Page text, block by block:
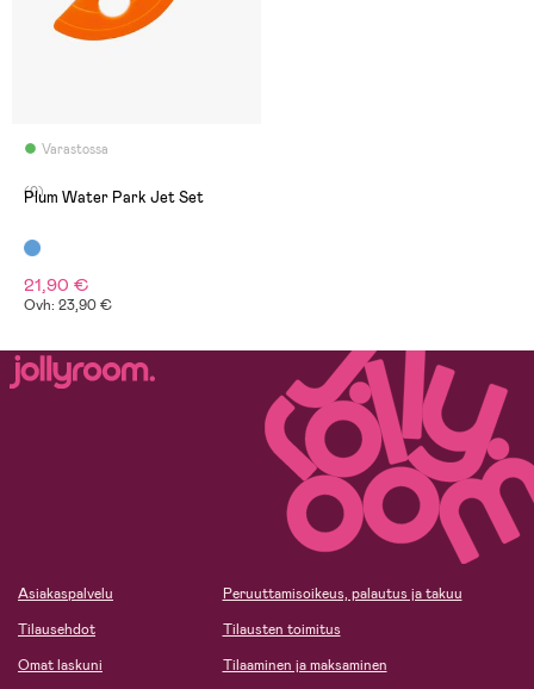
Varastossa
(0)
Plum Water Park Jet Set
21,90 €
Ovh: 23,90 €
Asiakaspalvelu
Tilausehdot
Omat laskuni
Peruuttamisoikeus, palautus ja takuu
Tilausten toimitus
Tilaaminen ja maksaminen